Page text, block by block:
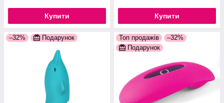
Купити Купити
–32% Подарунок Топ продажів
–32%
Подарунок